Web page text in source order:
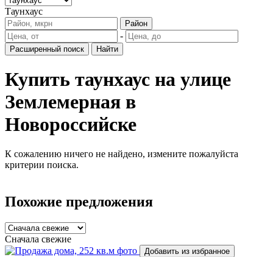
Таунхаус
Район
-
Расширенный поиск Найти
Купить таунхаус на улице
Землемерная в
Новороссийске
К сожалению ничего не найдено, измените пожалуйста
критерии поиска.
Похожие предложения
Сначала свежие
Добавить из избранное